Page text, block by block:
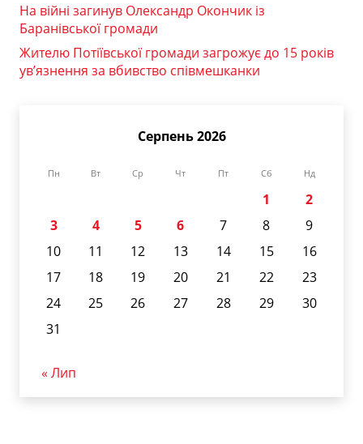
На війні загинув Олександр Окончик із
Баранівської громади
Жителю Потіївської громади загрожує до 15 років
ув’язнення за вбивство співмешканки
Серпень 2026
Пн Вт Ср Чт Пт Сб Нд
1
2
3
4 5 6 7 8
9
10
11 12 13 14 15
16
17
18 19 20 21 22
23
24
25 26 27 28 29
30
31
« Лип